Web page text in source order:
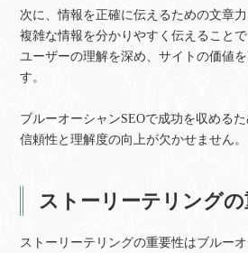
次に、情報を正確に伝えるための文章力
複雑な情報を分かりやすく伝えることで
ユーザーの理解を深め、サイトの価値
す。
ブルーオーシャンSEOで成功を収めるた
信頼性と理解度の向上が欠かせません。
ストーリーテリング
ストーリーテリングの重要性はブルー